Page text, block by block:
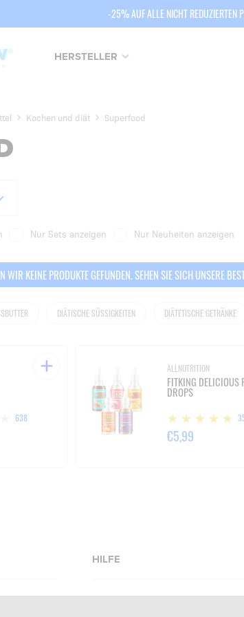
-25% AUF ALLE NICHT REDUZIERTEN
HERSTELLER
Kochen und diät Superfood
Nur Sets anzeigen Nur Neuheiten anzeigen
WIR KEINE PRODUKTE GEFUNDEN. SEHEN SIE SICH UNSERE
DIÄTISCHE SÜSSIGKEITEN DIÄTETISCHE GETRÄNKE
638
ALLNUTRITION
FITKING DELICIOUS
DROPS
€5,99
HILFE